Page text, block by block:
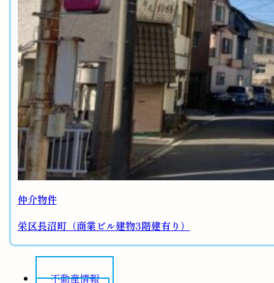
仲介物件
栄区長沼町（商業ビル建物3階建有り）
不動産情報